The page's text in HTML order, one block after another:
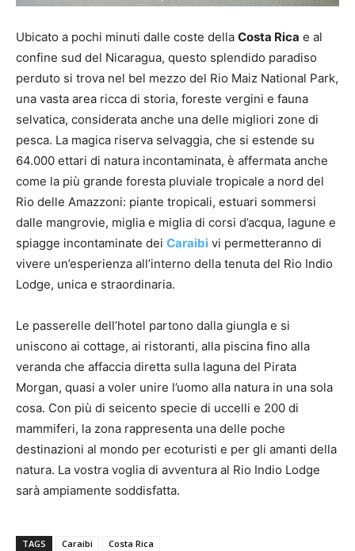
Ubicato a pochi minuti dalle coste della Costa Rica e al
confine sud del Nicaragua, questo splendido paradiso
perduto si trova nel bel mezzo del Rio Maiz National Park,
una vasta area ricca di storia, foreste vergini e fauna
selvatica, considerata anche una delle migliori zone di
pesca. La magica riserva selvaggia, che si estende su
64.000 ettari di natura incontaminata, è affermata anche
come la più grande foresta pluviale tropicale a nord del
Rio delle Amazzoni: piante tropicali, estuari sommersi
dalle mangrovie, miglia e miglia di corsi d’acqua, lagune e
spiagge incontaminate dei Caraibi vi permetteranno di
vivere un’esperienza all’interno della tenuta del Rio Indio
Lodge, unica e straordinaria.
Le passerelle dell’hotel partono dalla giungla e si
uniscono ai cottage, ai ristoranti, alla piscina fino alla
veranda che affaccia diretta sulla laguna del Pirata
Morgan, quasi a voler unire l’uomo alla natura in una sola
cosa. Con più di seicento specie di uccelli e 200 di
mammiferi, la zona rappresenta una delle poche
destinazioni al mondo per ecoturisti e per gli amanti della
natura. La vostra voglia di avventura al Rio Indio Lodge
sarà ampiamente soddisfatta.
TAGS Caraibi Costa Rica